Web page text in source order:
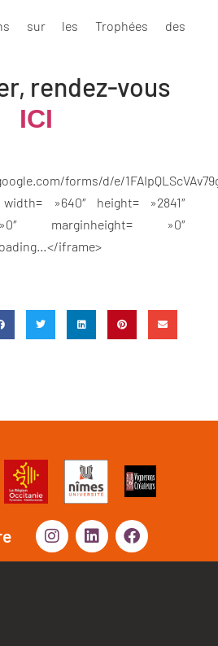
sur les Trophées des
rendez-vous
ICI
forms/d/e/
»640″ height= »2841″
marginheight= »0″
iframe>